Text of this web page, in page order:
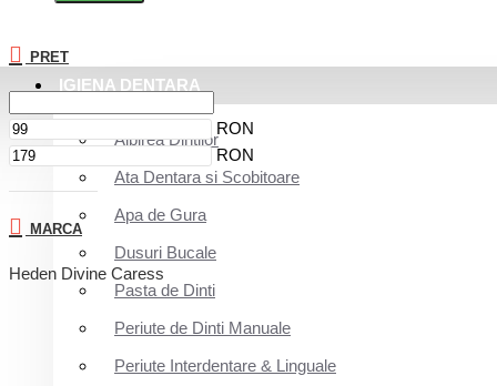
IGIENA DENTARA
Albirea Dintilor
Ata Dentara si Scobitoare
Apa de Gura
Dusuri Bucale
Pasta de Dinti
Periute de Dinti Manuale
Periute Interdentare & Linguale
PRET
RON
RON
MARCA
Heden Divine Caress